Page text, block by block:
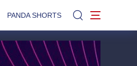
PANDA SHORTS 站內搜索